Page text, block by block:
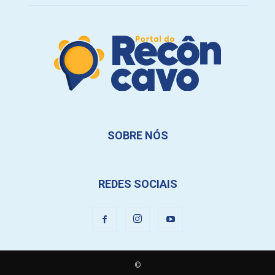
SOBRE NÓS
REDES SOCIAIS
©